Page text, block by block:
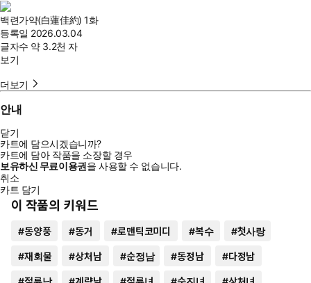
백련가약(白蓮佳約) 1화
등록일 2026.03.04
글자수 약 3.2천 자
보기
더보기
안내
닫기
카트에 담으시겠습니까?
카트에 담아 작품을 소장할 경우
보유하신 무료이용권을 사용할 수 없습니다.
취소
카트 담기
이 작품의 키워드
#동양풍 #동거 #로맨틱코미디 #복수 #첫사랑
#재회물 #상처남 #순정남 #동정남 #다정남